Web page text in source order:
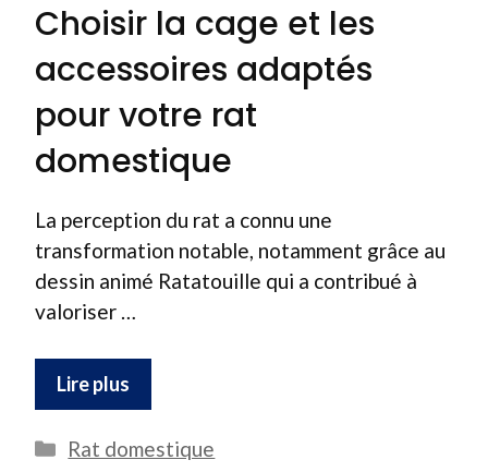
Choisir la cage et les
accessoires adaptés
pour votre rat
domestique
La perception du rat a connu une
transformation notable, notamment grâce au
dessin animé Ratatouille qui a contribué à
valoriser …
Lire plus
Catégories
Rat domestique